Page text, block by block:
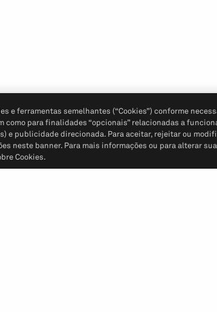
e ferramentas semelhantes (“Cookies”) conforme
como para finalidades “opcionais” relacionadas a
e publicidade direcionada. Para aceitar, rejeitar ou
neste banner. Para mais informações ou para alterar
Cookies.